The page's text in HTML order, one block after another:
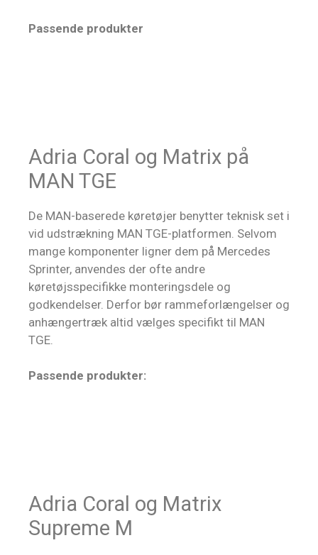
Passende produkter
Adria Coral og Matrix på
MAN TGE
De MAN-baserede køretøjer benytter teknisk set i
vid udstrækning MAN TGE-platformen. Selvom
mange komponenter ligner dem på Mercedes
Sprinter, anvendes der ofte andre
køretøjsspecifikke monteringsdele og
godkendelser. Derfor bør rammeforlængelser og
anhængertræk altid vælges specifikt til MAN
TGE.
Passende produkter:
Adria Coral og Matrix
Supreme M